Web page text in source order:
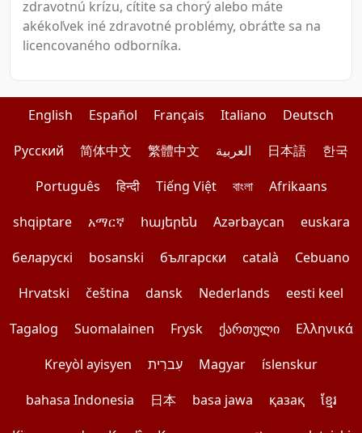
zdravotnú krízu, cítite sa chorý alebo máte
akékoľvek iné zdravotné problémy, obráťte sa na
licencovaného odborníka.
English Español Français Italiano
Deutsch
Pусский
简体中文 繁體中文 العربية 日本語
한국
Português
हिन्दी Tiếng Việt বাংলা
Afrikaans
shqiptare
አማርኛ հայերեն Azərbaycan
euskara
беларускі
bosanski български català
Cebuano
Hrvatski
čeština dansk Nederlands
eesti keel
Tagalog
Suomalainen Frysk ქართული
Ελληνικά
Kreyòl ayisyen
עִברִית Magyar
íslenskur
bahasa Indonesia
日本 basa jawa қазақ
ខ្មែរ